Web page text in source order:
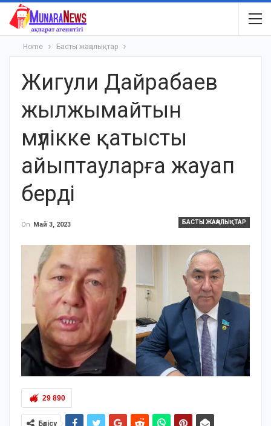
Home Басты жаңалықтар
Жигули Дайрабаев
жылжымайтын
мүлікке қатысты
айыптауларға жауап
берді
БАСТЫ ЖАҢАЛЫҚТАР
On Май 3, 2023
29 890
Бөлісу